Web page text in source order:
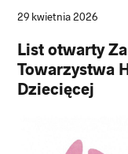
29 kwietnia 2026
List otwarty
Towarzystwa
Dziecięcej